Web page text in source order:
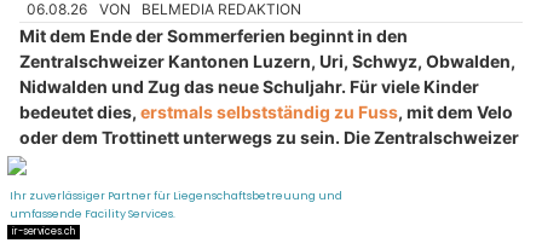
06.08.26 VON BELMEDIA REDAKTION
Mit dem Ende der Sommerferien beginnt in den
Zentralschweizer Kantonen Luzern, Uri, Schwyz, Obwalden,
Nidwalden und Zug das neue Schuljahr. Für viele Kinder
bedeutet dies, erstmals selbstständig zu Fuss, mit dem Velo
oder dem Trottinett unterwegs zu sein. Die Zentralschweizer
Polizeikorps rufen deshalb alle Verkehrsteilnehmenden zu
besonderer Aufmerksamkeit, Rücksicht und einer den
Verhältnissen angepassten Geschwindigkeit auf.